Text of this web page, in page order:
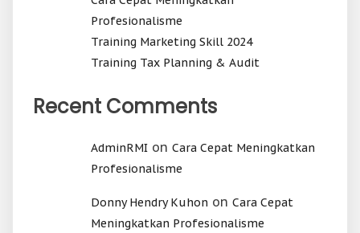
Profesionalisme
Training Marketing Skill 2024
Training Tax Planning & Audit
Recent Comments
AdminRMI on Cara Cepat Meningkatkan
Profesionalisme
Donny Hendry Kuhon on Cara Cepat
Meningkatkan Profesionalisme